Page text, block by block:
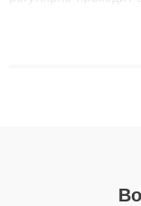
технику с